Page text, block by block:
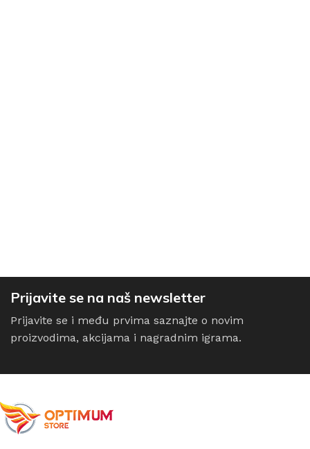
Prijavite se na naš newsletter
Prijavite se i među prvima saznajte o novim
proizvodima, akcijama i nagradnim igrama.